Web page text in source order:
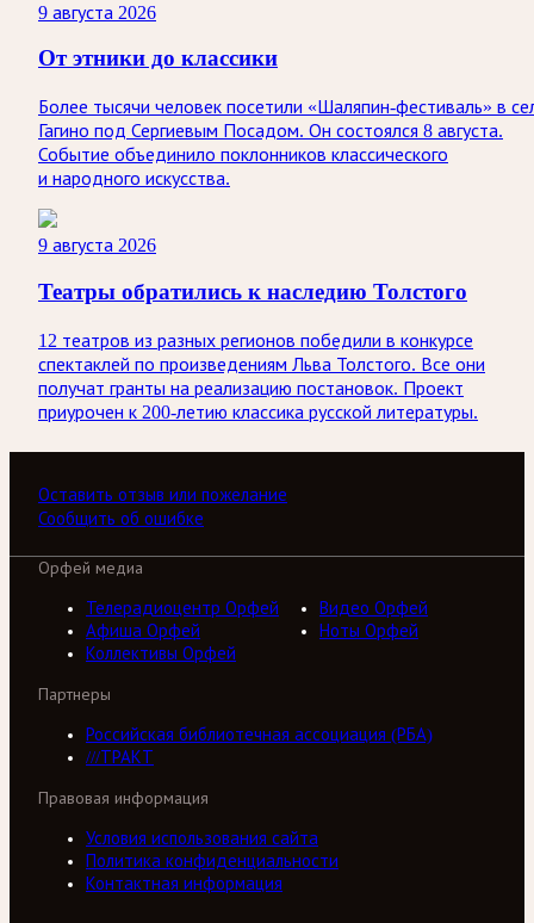
9 августа 2026
От этники до классики
Более тысячи человек посетили «Шаляпин-фестиваль» в
Гагино под Сергиевым Посадом. Он состоялся 8 августа.
Событие объединило поклонников классического
и народного искусства.
9 августа 2026
Театры обратились к наследию Толстого
12 театров из разных регионов победили в конкурсе
спектаклей по произведениям Льва Толстого. Все они
получат гранты на реализацию постановок. Проект
приурочен к 200-летию классика русской литературы.
Оставить отзыв или пожелание
Сообщить об ошибке
Орфей медиа
Телерадиоцентр Орфей
Видео Орфей
Афиша Орфей
Ноты Орфей
Коллективы Орфей
Партнеры
Российская библиотечная ассоциация (РБА)
///ТРАКТ
Правовая информация
Условия использования сайта
Политика конфиденциальности
Контактная информация